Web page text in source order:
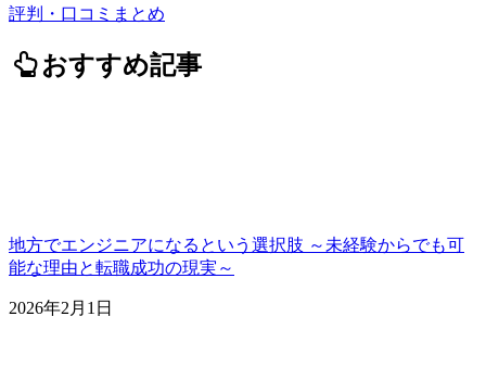
評判・口コミまとめ
おすすめ記事
地方でエンジニアになるという選択肢 ～未経験からでも可
能な理由と転職成功の現実～
2026年2月1日